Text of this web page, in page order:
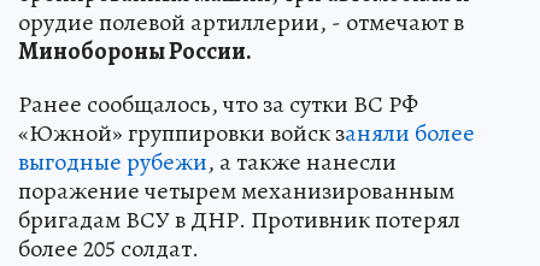
орудие полевой артиллерии, - отмечают в
Минобороны России.
Ранее сообщалось, что за сутки ВС РФ
«Южной» группировки войск заняли более
выгодные рубежи, а также нанесли
поражение четырем механизированным
бригадам ВСУ в ДНР. Противник потерял
более 205 солдат.